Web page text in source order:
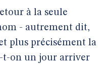
à la seule
- autrement dit,
plus précisément la
t-on un jour arriver